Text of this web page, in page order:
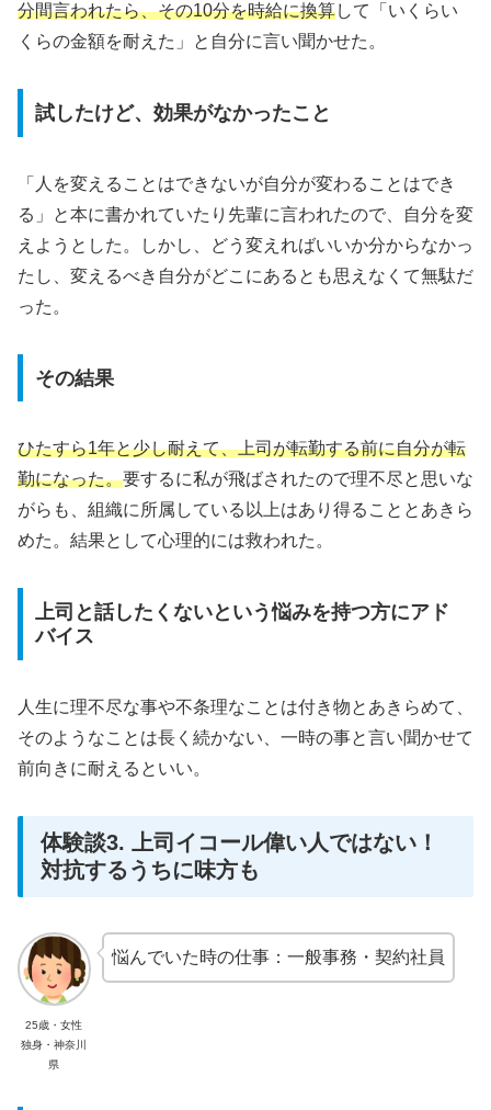
分間言われたら、その10分を時給に換算して「いくらい
くらの金額を耐えた」と自分に言い聞かせた。
試したけど、効果がなかったこと
「人を変えることはできないが自分が変わることはでき
る」と本に書かれていたり先輩に言われたので、自分を変
えようとした。しかし、どう変えればいいか分からなかっ
たし、変えるべき自分がどこにあるとも思えなくて無駄だ
った。
その結果
ひたすら1年と少し耐えて、上司が転勤する前に自分が転
勤になった。要するに私が飛ばされたので理不尽と思いな
がらも、組織に所属している以上はあり得ることとあきら
めた。結果として心理的には救われた。
上司と話したくないという悩みを持つ方にアド
バイス
人生に理不尽な事や不条理なことは付き物とあきらめて、
そのようなことは長く続かない、一時の事と言い聞かせて
前向きに耐えるといい。
体験談3. 上司イコール偉い人ではない！
対抗するうちに味方も
25歳・女性
独身・神奈川
県
悩んでいた時の仕事：一般事務・契約社員